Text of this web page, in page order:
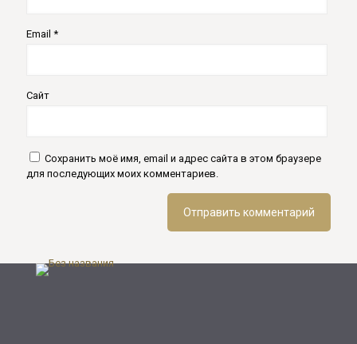
Email *
Сайт
Сохранить моё имя, email и адрес сайта в этом браузере
для последующих моих комментариев.